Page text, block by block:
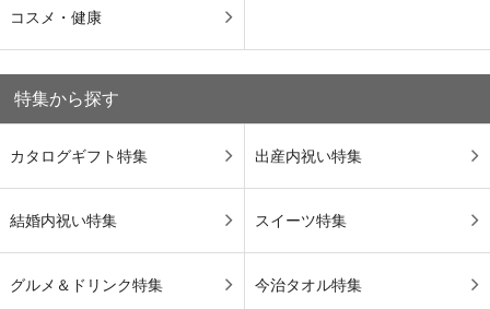
コスメ・健康
特集から探す
カタログギフト特集 出産内祝い特集
結婚内祝い特集 スイーツ特集
グルメ＆ドリンク特集 今治タオル特集